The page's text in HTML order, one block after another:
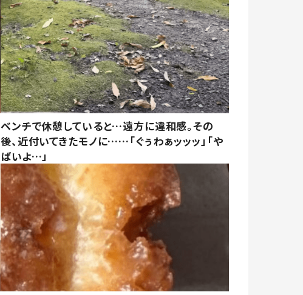
ベンチで休憩していると…遠方に違和感。その
後、近付いてきたモノに……「ぐぅわぁッッッ」「や
ばいよ…」